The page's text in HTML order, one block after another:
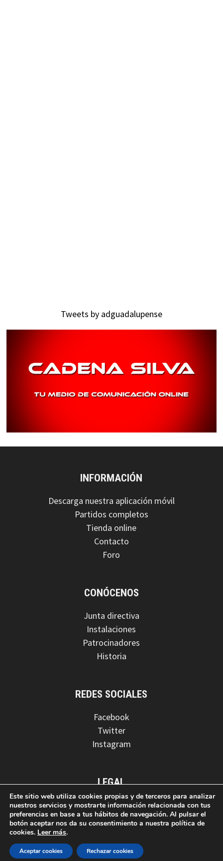
Tweets by adguadalupense
INFORMACIÓN
Descarga nuestra aplicación móvil
Partidos completos
Tienda online
Contacto
Foro
CONÓCENOS
Junta directiva
Instalaciones
Patrocinadores
Historia
REDES SOCIALES
Facebook
Twitter
Instagram
LEGAL
Aviso legal
Política de privacidad
Este sitio web utiliza cookies propias y de terceros para analizar
nuestros servicios y mostrarte información relacionada con tus
preferencias en base a tus hábitos de navegación. Al pulsar el
botón aceptar nos da su consentimiento a nuestra política de
cookies. Leer más.
Aceptar cookies Rechazar cookies